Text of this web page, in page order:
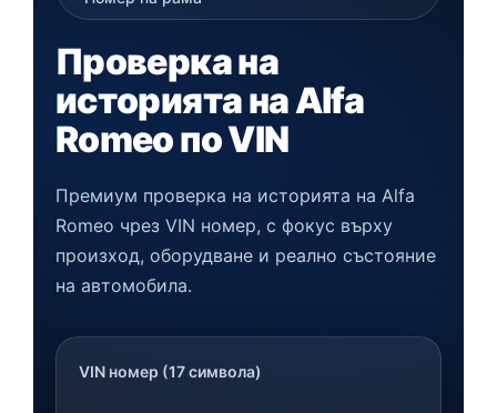
Проверка на
историята на Alfa
Romeo по VIN
Премиум проверка на историята на Alfa
Romeo чрез VIN номер, с фокус върху
произход, оборудване и реално състояние
на автомобила.
VIN номер (17 символа)